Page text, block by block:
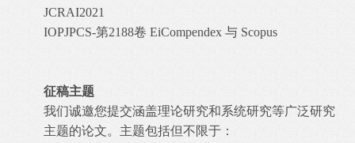
JCRAI2021
IOPJPCS-第2188卷 EiCompendex 与 Scopus
征稿主题
我们诚邀您提交涵盖理论研究和系统研究等广泛研究
主题的论文。主题包括但不限于：